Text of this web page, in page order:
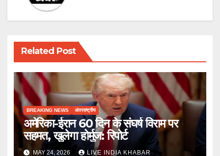
Related Post
BREAKING NEWS अंतरराष्ट्रीय
अमेरिका-ईरान 60 दिन के संघर्ष विराम पर
सहमत, खुलेगा होर्मुज: रिपोर्ट
MAY 24, 2026 LIVE INDIA KHABAR